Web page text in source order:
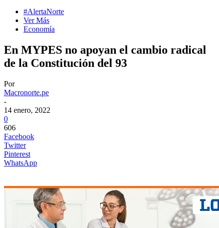
#AlertaNorte
Ver Más
Economía
En MYPES no apoyan el cambio radical
de la Constitución del 93
Por
Macronorte.pe
-
14 enero, 2022
0
606
Facebook
Twitter
Pinterest
WhatsApp